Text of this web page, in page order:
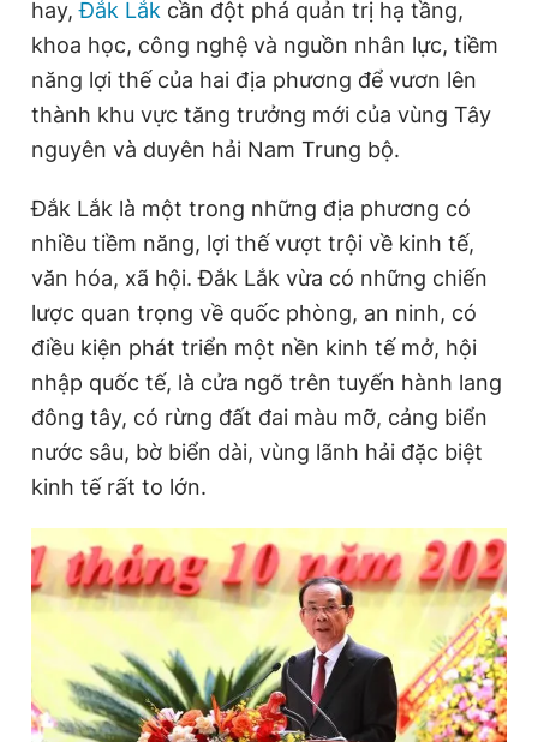
hay,Đắk Lắk cần đột phá quản trị hạ tầng,
khoa học, công nghệ và nguồn nhân lực, tiềm
năng lợi thế của hai địa phương để vươn lên
thành khu vực tăng trưởng mới của vùng Tây
nguyên và duyên hải Nam Trung bộ.
Đắk Lắk là một trong những địa phương có
nhiều tiềm năng, lợi thế vượt trội về kinh tế,
văn hóa, xã hội. Đắk Lắk vừa có những chiến
lược quan trọng về quốc phòng, an ninh, có
điều kiện phát triển một nền kinh tế mở, hội
nhập quốc tế, là cửa ngõ trên tuyến hành lang
đông tây, có rừng đất đai màu mỡ, cảng biển
nước sâu, bờ biển dài, vùng lãnh hải đặc biệt
kinh tế rất to lớn.